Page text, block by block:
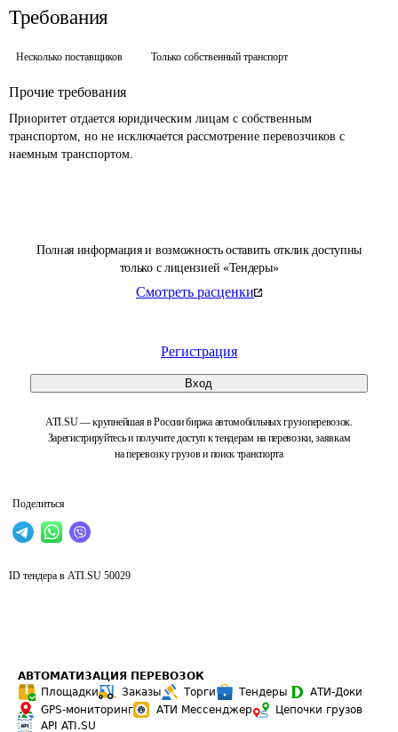
Полная информация и возможность оставить отклик доступны
только с лицензией «Тендеры»
Смотреть расценки
Регистрация
Вход
ATI.SU — крупнейшая в России биржа автомобильных грузоперевозок.
Зарегистрируйтесь и получите доступ к тендерам на перевозки, заявкам
на перевозку грузов и поиск транспорта
Поделиться
Требования
Несколько поставщиков Только собственный транспорт
Прочие требования
Приоритет отдается юридическим лицам с собственным
транспортом, но не исключается рассмотрение перевозчиков с
наемным транспортом.
ID тендера в ATI.SU 50029
АВТОМАТИЗАЦИЯ ПЕРЕВОЗОК
Площадки
Заказы Торги Тендеры
АТИ-Доки
GPS-мониторинг
АТИ Мессенджер
Цепочки грузов
API ATI.SU